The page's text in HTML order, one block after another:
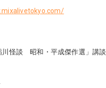
川怪談 昭和・平成傑作選」講談